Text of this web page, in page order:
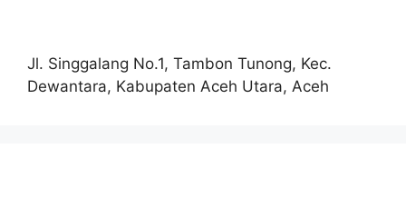
Jl. Singgalang No.1, Tambon Tunong, Kec.
Dewantara, Kabupaten Aceh Utara, Aceh